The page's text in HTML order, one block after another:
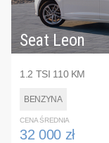
Seat Leon
1.2 TSI 110 KM
BENZYNA
CENA ŚREDNIA
32 000 zł